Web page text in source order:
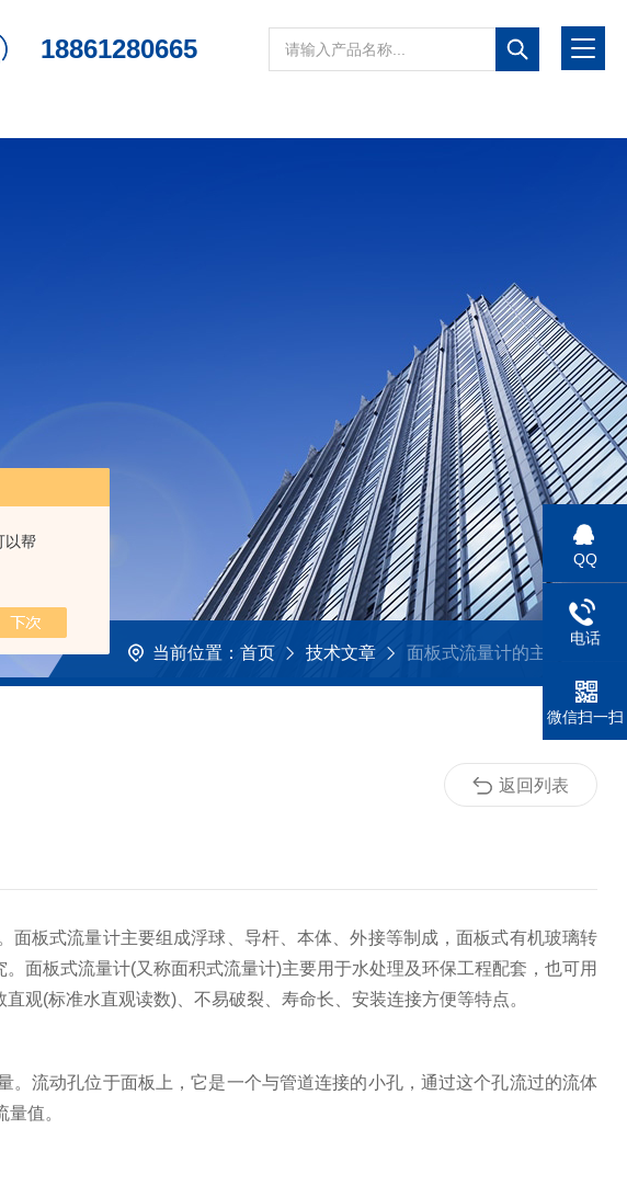
以帮
18861280665
当前位置： 首页 技术文章 面板式流量计的主要组成部分介绍
板式流量计主要组成浮球、导杆、本体、外接等制成，面板式有机玻璃转
面板式流量计(又称面积式流量计)主要用于水处理及环保工程配套，也可用
观(标准水直观读数)、不易破裂、寿命长、安装连接方便等特点。
流动孔位于面板上，它是一个与管道连接的小孔，通过这个孔流过的流体
值。
返回列表
QQ
电话
微信扫一扫